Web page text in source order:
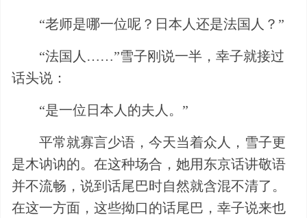
“老师是哪一位呢？日本人还是法国人？”
“法国人……”雪子刚说一半，幸子就接过
话头说：
“是一位日本人的夫人。”
平常就寡言少语，今天当着众人，雪子更
是木讷讷的。在这种场合，她用东京话讲敬语
并不流畅，说到话尾巴时自然就含混不清了。
在这一方面，这些拗口的话尾巴，幸子说来也